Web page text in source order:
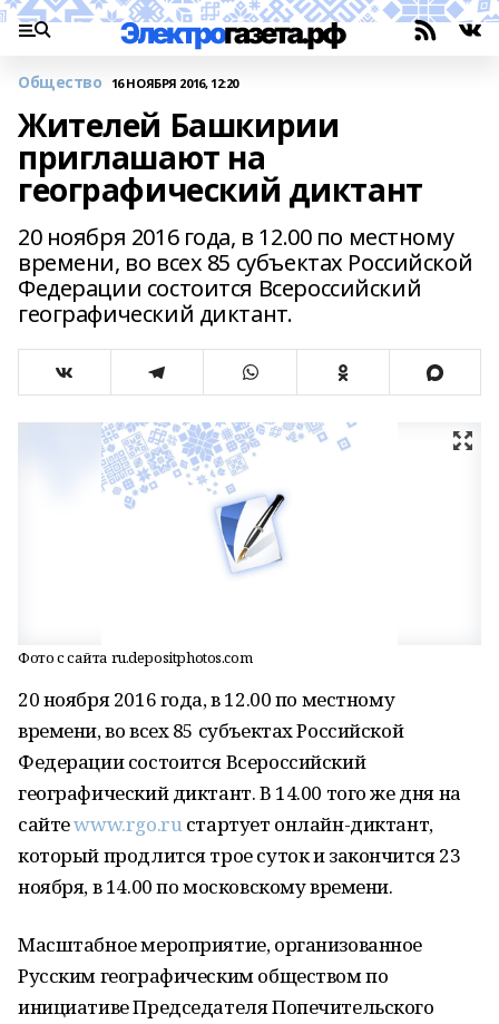
Общество 16 НОЯБРЯ 2016, 12:20
Жителей Башкирии
приглашают на
географический диктант
20 ноября 2016 года, в 12.00 по местному
времени, во всех 85 субъектах Российской
Федерации состоится Всероссийский
географический диктант.
Фото с сайта ru.depositphotos.com
20 ноября 2016 года, в 12.00 по местному
времени, во всех 85 субъектах Российской
Федерации состоится Всероссийский
географический диктант. В 14.00 того же дня на
сайтеwww.rgo.ruстартует онлайн-диктант,
который продлится трое суток и закончится 23
ноября, в 14.00 по московскому времени.
Масштабное мероприятие, организованное
Русским географическим обществом по
инициативе Председателя Попечительского